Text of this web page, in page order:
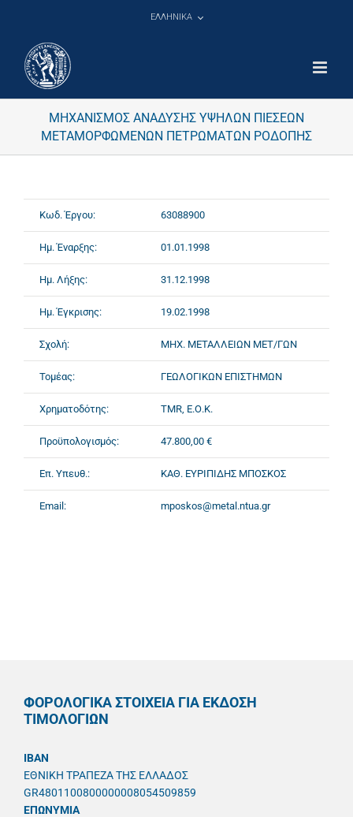
ΕΛΛΗΝΙΚΑ
ΜΗΧΑΝΙΣΜΟΣ ΑΝΑΔΥΣΗΣ ΥΨΗΛΩΝ ΠΙΕΣΕΩΝ
ΜΕΤΑΜΟΡΦΩΜΕΝΩΝ ΠΕΤΡΩΜΑΤΩΝ ΡΟΔΟΠΗΣ
Κωδ. Έργου: 63088900
Ημ. Έναρξης: 01.01.1998
Ημ. Λήξης: 31.12.1998
Ημ. Έγκρισης: 19.02.1998
Σχολή: ΜΗΧ. ΜΕΤΑΛΛΕΙΩΝ ΜΕΤ/ΓΩΝ
Τομέας: ΓΕΩΛΟΓΙΚΩΝ ΕΠΙΣΤΗΜΩΝ
Χρηματοδότης: TMR, Ε.Ο.Κ.
Προϋπολογισμός: 47.800,00 €
Επ. Υπευθ.: ΚΑΘ. ΕΥΡΙΠΙΔΗΣ ΜΠΟΣΚΟΣ
Email: mposkos@metal.ntua.gr
ΦΟΡΟΛΟΓΙΚΑ ΣΤΟΙΧΕΙΑ ΓΙΑ ΕΚΔΟΣΗ
ΤΙΜΟΛΟΓΙΩΝ
IBAN
ΕΘΝΙΚΗ ΤΡΑΠΕΖΑ ΤΗΣ ΕΛΛΑΔΟΣ
GR4801100800000008054509859
ΕΠΩΝΥΜΙΑ